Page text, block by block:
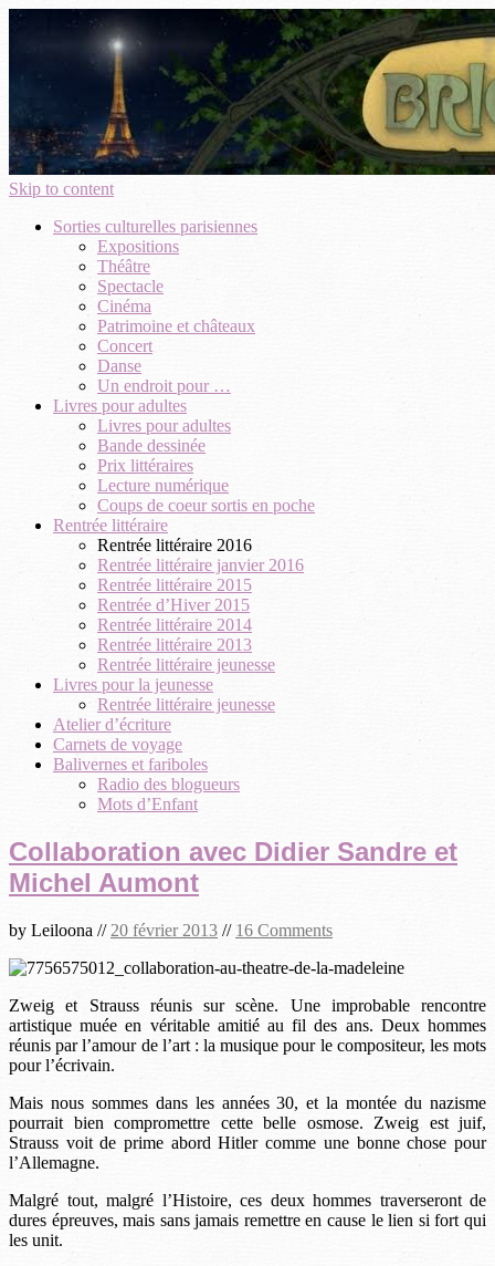
Skip to content
Sorties culturelles parisiennes
Expositions
Théâtre
Spectacle
Cinéma
Patrimoine et châteaux
Concert
Danse
Un endroit pour …
Livres pour adultes
Livres pour adultes
Bande dessinée
Prix littéraires
Lecture numérique
Coups de coeur sortis en poche
Rentrée littéraire
Rentrée littéraire 2016
Rentrée littéraire janvier 2016
Rentrée littéraire 2015
Rentrée d’Hiver 2015
Rentrée littéraire 2014
Rentrée littéraire 2013
Rentrée littéraire jeunesse
Livres pour la jeunesse
Rentrée littéraire jeunesse
Atelier d’écriture
Carnets de voyage
Balivernes et fariboles
Radio des blogueurs
Mots d’Enfant
Collaboration avec Didier Sandre et
Michel Aumont
by Leiloona // 20 février 2013 // 16 Comments
Zweig et Strauss réunis sur scène. Une improbable rencontre
artistique muée en véritable amitié au fil des ans. Deux hommes
réunis par l’amour de l’art : la musique pour le compositeur, les mots
pour l’écrivain.
Mais nous sommes dans les années 30, et la montée du nazisme
pourrait bien compromettre cette belle osmose. Zweig est juif,
Strauss voit de prime abord Hitler comme une bonne chose pour
l’Allemagne.
Malgré tout, malgré l’Histoire, ces deux hommes traverseront de
dures épreuves, mais sans jamais remettre en cause le lien si fort qui
les unit.